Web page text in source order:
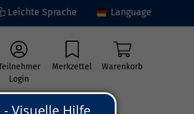
Leichte Sprache Language
Login
Merkzettel Warenkorb